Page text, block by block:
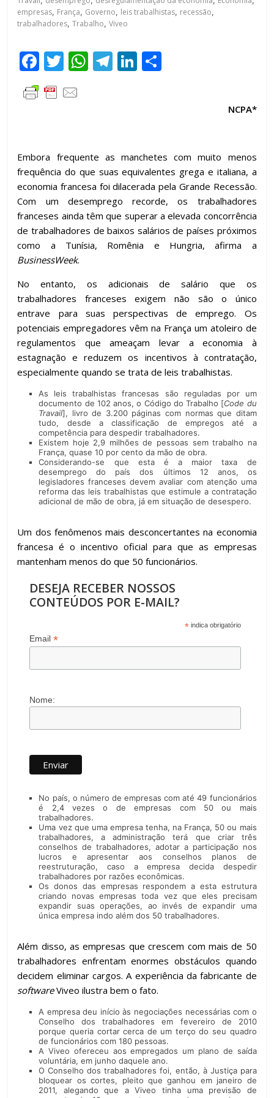
empresas, França, Governo, leis trabalhistas, recessão,
trabalhadores,Trabalho,Viveo
F
ac
e
o
k
T
w
itt
W
p
p
T
m
Li
n til
h
ar
NCPA*
Embora frequente as manchetes com muito menos
frequência do que suas equivalentes grega e italiana, a
economia francesa foi dilacerada pela Grande Recessão.
Com um desemprego recorde, os trabalhadores
franceses ainda têm que superar a elevada concorrência
de trabalhadores de baixos salários de países próximos
como a Tunísia, Romênia e Hungria, afirma a
BusinessWeek.
No entanto, os adicionais de salário que os
trabalhadores franceses exigem não são o único
entrave para suas perspectivas de emprego. Os
potenciais empregadores vêm na França um atoleiro de
regulamentos que ameaçam levar a economia à
estagnação e reduzem os incentivos à contratação,
especialmente quando se trata de leis trabalhistas.
As leis trabalhistas francesas são reguladas por um
documento de 102 anos, o Código do Trabalho [Code du
Travail], livro de 3.200 páginas com normas que ditam
tudo, desde a classificação de empregos até a
competência para despedir trabalhadores.
Existem hoje 2,9 milhões de pessoas sem trabalho na
França, quase 10 por cento da mão de obra.
Considerando-se que esta é a maior taxa de
desemprego do país dos últimos 12 anos, os
legisladores franceses devem avaliar com atenção uma
reforma das leis trabalhistas que estimule a contratação
adicional de mão de obra, já em situação de desespero.
Um dos fenômenos mais desconcertantes na economia
francesa é o incentivo oficial para que as empresas
mantenham menos do que 50 funcionários.
DESEJA RECEBER NOSSOS
CONTEÚDOS POR E-MAIL?
* indica obrigatório
Email*
Nome:
No país, o número de empresas com até 49 funcionários
é 2,4 vezes o de empresas com 50 ou mais
trabalhadores.
Uma vez que uma empresa tenha, na França, 50 ou mais
trabalhadores, a administração terá que criar três
conselhos de trabalhadores, adotar a participação nos
lucros e apresentar aos conselhos planos de
reestruturação, caso a empresa decida despedir
trabalhadores por razões econômicas.
Os donos das empresas respondem a esta estrutura
criando novas empresas toda vez que eles precisam
expandir suas operações, ao invés de expandir uma
única empresa indo além dos 50 trabalhadores.
Além disso, as empresas que crescem com mais de 50
trabalhadores enfrentam enormes obstáculos quando
decidem eliminar cargos. A experiência da fabricante de
softwareViveo ilustra bem o fato.
A empresa deu início às negociações necessárias com o
Conselho dos trabalhadores em fevereiro de 2010
porque queria cortar cerca de um terço do seu quadro
de funcionários com 180 pessoas.
A Viveo ofereceu aos empregados um plano de saída
voluntária, em junho daquele ano.
O Conselho dos trabalhadores foi, então, à Justiça para
bloquear os cortes, pleito que ganhou em janeiro de
2011, alegando que a Viveo tinha uma previsão de